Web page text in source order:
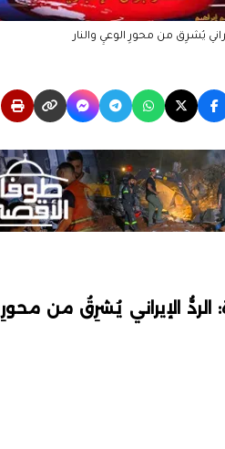
يُشرِقُ من محورِ الوعيِ والنار
الإيراني يُشرِقُ من محورِ